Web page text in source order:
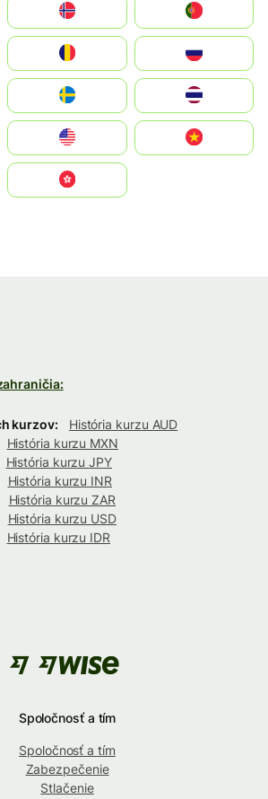
kurzov:
História kurzu AUD
História kurzu MXN
História kurzu JPY
História kurzu INR
História kurzu ZAR
História kurzu USD
História kurzu IDR
Spoločnosť a tím
Spoločnosť a tím
Zabezpečenie
Stlačenie